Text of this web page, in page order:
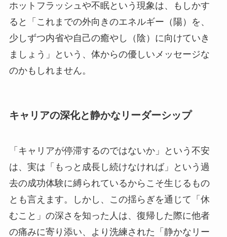
ホットフラッシュや不眠という現象は、もしかす
ると「これまでの外向きのエネルギー（陽）を、
少しずつ内省や自己の癒やし（陰）に向けていき
ましょう」という、体からの優しいメッセージな
のかもしれません。
キャリアの深化と静かなリーダーシップ
「キャリアが停滞するのではないか」という不安
は、実は「もっと成長し続けなければ」という過
去の成功体験に縛られているからこそ生じるもの
とも言えます。しかし、この揺らぎを通じて「休
むこと」の深さを知った人は、復帰した際に他者
の痛みに寄り添い、より洗練された「静かなリー